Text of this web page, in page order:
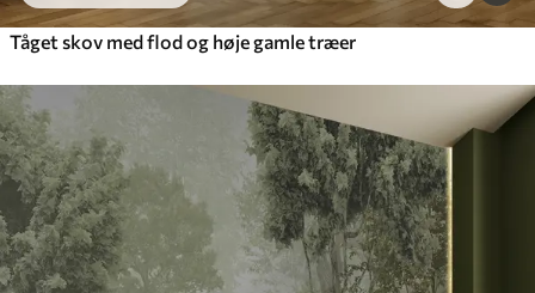
Tåget skov med flod og høje gamle træer